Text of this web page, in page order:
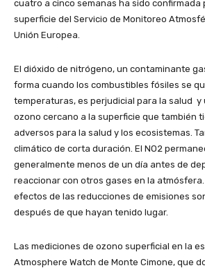
cuatro a cinco semanas ha sido confirmada
superficie del Servicio de Monitoreo
Unión Europea.
El dióxido de nitrógeno, un contaminante
forma cuando los combustibles fósiles se
temperaturas, es perjudicial para la salud y
ozono cercano a la superficie que también
adversos para la salud y los ecosistemas.
climático de corta duración. El NO2
generalmente menos de un día antes de
reaccionar con otros gases en la
efectos de las reducciones de emisiones
después de que hayan tenido lugar.
Las mediciones de ozono superficial en la
Atmosphere Watch de Monte Cimone, que